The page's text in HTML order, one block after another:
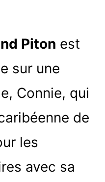
Piton est
sur une
Connie, qui
de
les
avec sa